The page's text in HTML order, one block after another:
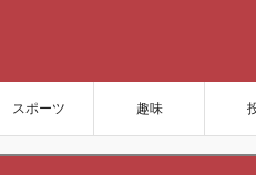
スポーツ 趣味